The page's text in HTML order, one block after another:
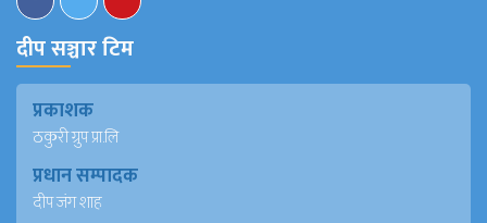
दीप सञ्चार टिम
प्रकाशक
ठकुरी ग्रुप प्रा.लि
प्रधान सम्पादक
दीप जंग शाह